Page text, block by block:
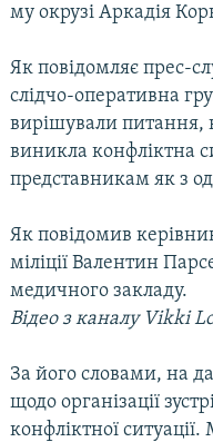
му окрузі Аркадія
Як повідомляє прес-
слідчо-оперативна
вирішували питання,
виникла конфліктна
представникам як з
Як повідомив
міліції Валентин
медичного закладу.
Відео з каналу Vikki
За його словами, на
щодо організації
конфліктної